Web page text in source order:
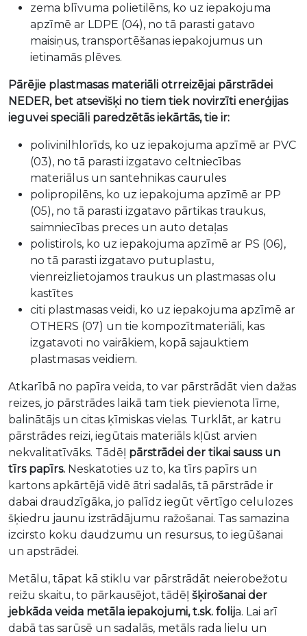
zema blīvuma polietilēns, ko uz iepakojuma
apzīmē ar LDPE (04), no tā parasti gatavo
maisiņus, transportēšanas iepakojumus un
ietinamās plēves.
Pārējie plastmasas materiāli otrreizējai pārstrādei
NEDER, bet atsevišķi no tiem tiek novirzīti enerģijas
ieguvei speciāli paredzētās iekārtās, tie ir:
polivinilhlorīds, ko uz iepakojuma apzīmē ar PVC
(03), no tā parasti izgatavo celtniecības
materiālus un santehnikas caurules
polipropilēns, ko uz iepakojuma apzīmē ar PP
(05), no tā parasti izgatavo pārtikas traukus,
saimniecības preces un auto detaļas
polistirols, ko uz iepakojuma apzīmē ar PS (06),
no tā parasti izgatavo putuplastu,
vienreizlietojamos traukus un plastmasas olu
kastītes
citi plastmasas veidi, ko uz iepakojuma apzīmē ar
OTHERS (07) un tie kompozītmateriāli, kas
izgatavoti no vairākiem, kopā sajauktiem
plastmasas veidiem.
Atkarībā no papīra veida, to var pārstrādāt vien dažas
reizes, jo pārstrādes laikā tam tiek pievienota līme,
balinātājs un citas ķīmiskas vielas. Turklāt, ar katru
pārstrādes reizi, iegūtais materiāls kļūst arvien
nekvalitatīvāks. Tādēļ pārstrādei der tikai sauss un
tīrs papīrs. Neskatoties uz to, ka tīrs papīrs un
kartons apkārtējā vidē ātri sadalās, tā pārstrāde ir
dabai draudzīgāka, jo palīdz iegūt vērtīgo celulozes
šķiedru jaunu izstrādājumu ražošanai. Tas samazina
izcirsto koku daudzumu un resursus, to iegūšanai
un apstrādei.
Metālu, tāpat kā stiklu var pārstrādāt neierobežotu
reižu skaitu, to pārkausējot, tādēļ šķirošanai der
jebkāda veida metāla iepakojumi, t.sk. folija. Lai arī
dabā tas sarūsē un sadalās, metāls rada lielu un